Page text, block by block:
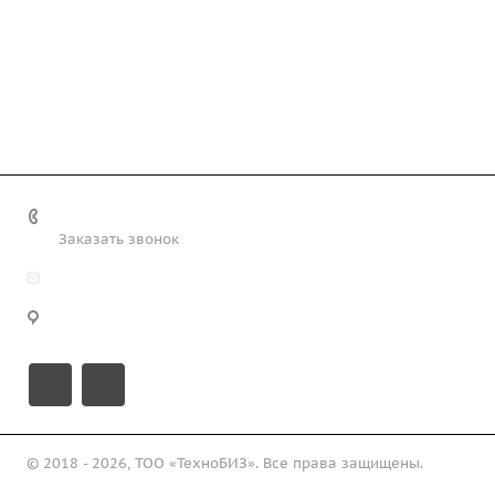
Заказать звонок
© 2018 - 2026, ТОО «ТехноБИЗ». Все права защищены.